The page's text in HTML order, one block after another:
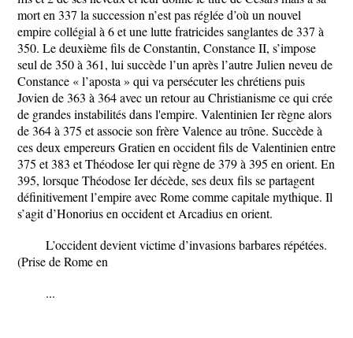
mort en 337 la succession n’est pas réglée d’où un nouvel
empire collégial à 6 et une lutte fratricides sanglantes de 337 à
350. Le deuxième fils de Constantin, Constance II, s’impose
seul de 350 à 361, lui succède l’un après l’autre Julien neveu de
Constance « l’aposta » qui va persécuter les chrétiens puis
Jovien de 363 à 364 avec un retour au Christianisme ce qui crée
de grandes instabilités dans l'empire. Valentinien Ier règne alors
de 364 à 375 et associe son frère Valence au trône. Succède à
ces deux empereurs Gratien en occident fils de Valentinien entre
375 et 383 et Théodose Ier qui règne de 379 à 395 en orient. En
395, lorsque Théodose Ier décède, ses deux fils se partagent
définitivement l’empire avec Rome comme capitale mythique. Il
s’agit d’Honorius en occident et Arcadius en orient.
L’occident devient victime d’invasions barbares répétées.
(Prise de Rome en
...